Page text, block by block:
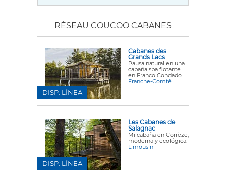
RÉSEAU COUCOO CABANES
Cabanes des
Grands Lacs
Pausa natural en una
cabaña spa flotante
en Franco Condado.
Franche-Comté
DISP. LÍNEA
Les Cabanes de
Salagnac
Mi cabaña en Corrèze,
moderna y ecológica.
Limousin
DISP. LÍNEA